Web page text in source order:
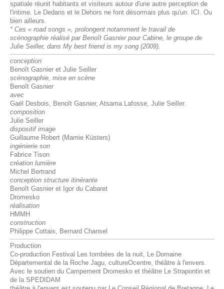
spatiale réunit habitants et visiteurs autour d'une autre perception de
l'intime. Le Dedans et le Dehors ne font désormais plus qu'un. ICI. Ou
bien ailleurs.
* Ces « road songs », prolongent notamment le travail de
scénographie réalisé par Benoît Gasnier pour Cabine, le groupe de
Julie Seiller, dans My best friend is my song (2009).
conception
Benoît Gasnier et Julie Seiller
scénographie, mise en scène
Benoît Gasnier
avec
Gaël Desbois, Benoît Gasnier, Atsama Lafosse, Julie Seiller.
composition
Julie Seiller
dispositif image
Guillaume Robert (Mamie Küsters)
ingénierie son
Fabrice Tison
création lumière
Michel Bertrand
conception structure itinérante
Benoît Gasnier et Igor du Cabaret
Dromesko
réalisation
HMMH
construction
Philippe Cottais, Bernard Chansel
Production
Co-production Festival Les tombées de la nuit, Le Domaine
Départemental de la Roche Jagu, cultureOcentre, théâtre à l'envers.
Avec le soutien du Campement Dromesko et théâtre Le Strapontin et
de la SPEDIDAM